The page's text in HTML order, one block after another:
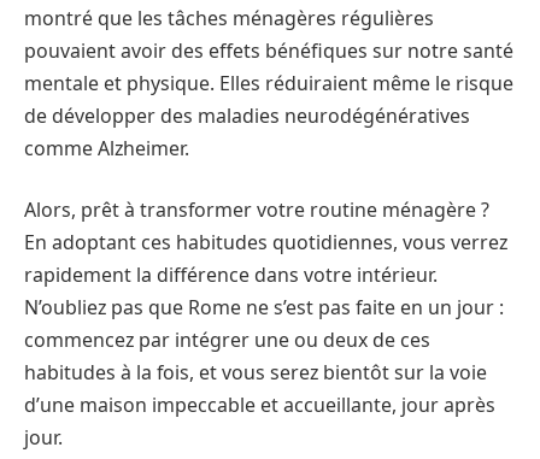
montré que les tâches ménagères régulières
pouvaient avoir des effets bénéfiques sur notre santé
mentale et physique. Elles réduiraient même le risque
de développer des maladies neurodégénératives
comme Alzheimer.
Alors, prêt à transformer votre routine ménagère ?
En adoptant ces habitudes quotidiennes, vous verrez
rapidement la différence dans votre intérieur.
N’oubliez pas que Rome ne s’est pas faite en un jour :
commencez par intégrer une ou deux de ces
habitudes à la fois, et vous serez bientôt sur la voie
d’une maison impeccable et accueillante, jour après
jour.